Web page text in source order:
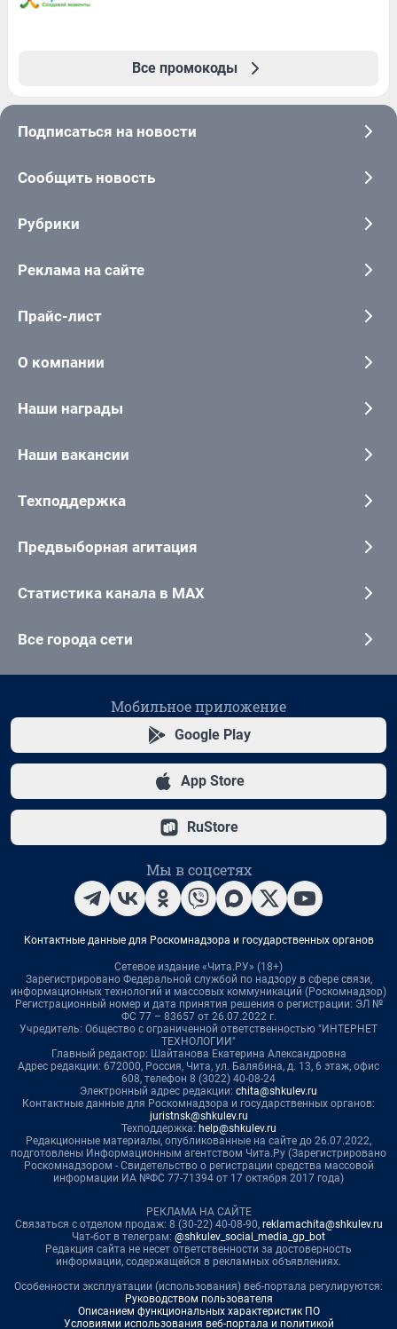
Все промокоды
Подписаться на новости
Сообщить новость
Рубрики
Реклама на сайте
Прайс-лист
О компании
Наши награды
Наши вакансии
Техподдержка
Предвыборная агитация
Статистика канала в MAX
Все города сети
Мобильное приложение
Google Play
App Store
RuStore
Мы в соцсетях
Контактные данные для Роскомнадзора и государственных органов
Сетевое издание «Чита.РУ» (18+)
Зарегистрировано Федеральной службой по надзору в сфере связи,
информационных технологий и массовых коммуникаций (Роскомнадзор)
Регистрационный номер и дата принятия решения о регистрации: ЭЛ №
ФС 77 – 83657 от 26.07.2022 г.
Учредитель: Общество с ограниченной ответственностью "ИНТЕРНЕТ
ТЕХНОЛОГИИ"
Главный редактор: Шайтанова Екатерина Александровна
Адрес редакции: 672000, Россия, Чита, ул. Балябина, д. 13, 6 этаж, офис
608, телефон 8 (3022) 40-08-24
Электронный адрес редакции: chita@shkulev.ru
Контактные данные для Роскомнадзора и государственных органов:
juristnsk@shkulev.ru
Техподдержка: help@shkulev.ru
Редакционные материалы, опубликованные на сайте до 26.07.2022,
подготовлены Информационным агентством Чита.Ру (Зарегистрировано
Роскомнадзором - Свидетельство о регистрации средства массовой
информации ИА №ФС 77-71394 от 17 октября 2017 года)
РЕКЛАМА НА САЙТЕ
Связаться с отделом продаж: 8 (30-22) 40-08-90, reklamachita@shkulev.ru
Чат-бот в телеграм: @shkulev_social_media_gp_bot
Редакция сайта не несет ответственности за достоверность
информации, содержащейся в рекламных объявлениях.
Особенности эксплуатации (использования) веб-портала регулируются:
Руководством пользователя
Описанием функциональных характеристик ПО
Условиями использования веб-портала и политикой